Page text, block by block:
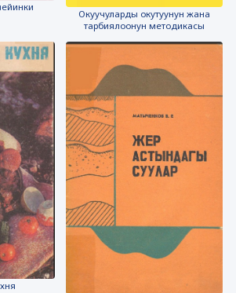
Окуучуларды окутуунун жана
тарбиялоонун методикасы